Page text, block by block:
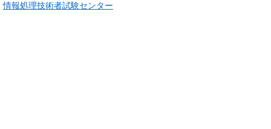
情報処理技術者試験センター